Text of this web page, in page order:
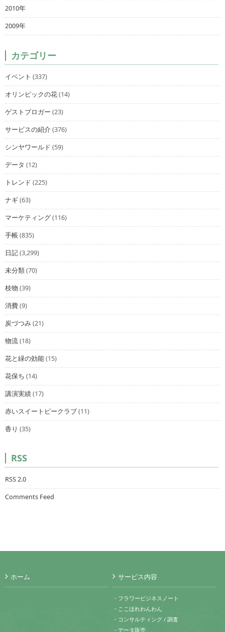
2010年
2009年
カテゴリー
イベント (337)
オリンピックの花(14)
ゲストブロガー (23)
サービスの紹介(376)
シンヤワールド (59)
データ (12)
トレンド (225)
ナギ(63)
マーケティング(116)
手帳(835)
日記(3,299)
未分類(70)
枝物 (39)
消費(9)
炭づつみ(21)
物流(18)
花と緑の効能(15)
花保ち (14)
講演実績(17)
赤いスイートピークラブ(11)
香り (35)
RSS
RSS 2.0
Comments Feed
ホーム サービス内容
・フラワービジネスノート
・ここほれわんわん
・コンサルティング / 調査
・データ販売